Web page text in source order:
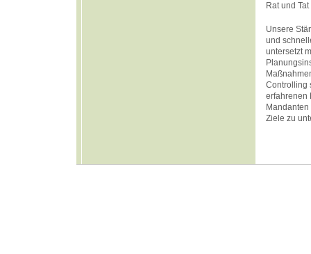
Rat und
Unsere
und
untersetzt
Controlling
erfahrenen
Ziele zu